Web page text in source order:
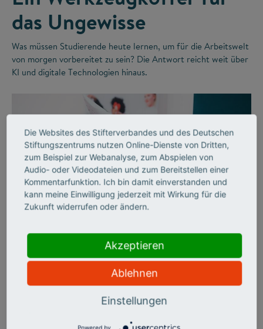
das Ungewisse
Was müssen Studierende heute lernen, um für die Arbeitswelt
von morgen vorbereitet zu sein? Die Antwort reicht weit über
KI und digitale Technologien hinaus.
AUSSERSCHULISCHES LERNEN
Freude am Lernen
Der Stifterverband schuf vor 40 Jahren mit Bildung &
Die Websites des Stifterverbandes und des Deutschen
Stiftungszentrums nutzen Online-Dienste von Dritten,
zum Beispiel zur Webanalyse, zum Abspielen von
Audio- oder Videodateien und zum Bereitstellen einer
Kommentarfunktion. Ich bin damit einverstanden und
kann meine Einwilligung jederzeit mit Wirkung für die
Zukunft widerrufen oder ändern.
Akzeptieren
Ablehnen
Einstellungen
Powered by